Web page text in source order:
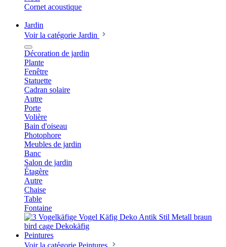
Cornet acoustique
Jardin
Voir la catégorie Jardin
Décoration de jardin
Plante
Fenêtre
Statuette
Cadran solaire
Autre
Porte
Volière
Bain d'oiseau
Photophore
Meubles de jardin
Banc
Salon de jardin
Étagère
Autre
Chaise
Table
Fontaine
Peintures
Voir la catégorie Peintures